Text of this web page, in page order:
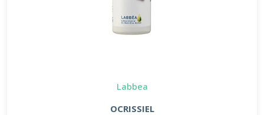
Labbea
OCRISSIEL